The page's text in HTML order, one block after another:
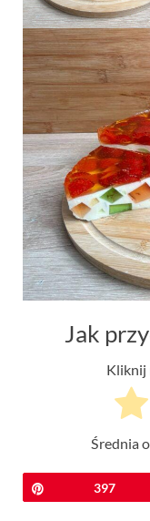
Jak
Kliknij
Średnia
Przypnij397